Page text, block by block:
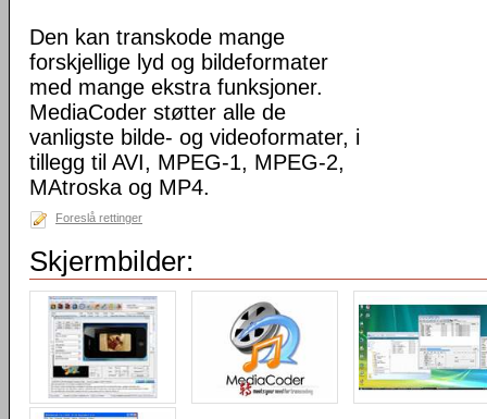
Den kan transkode mange
forskjellige lyd og bildeformater
med mange ekstra funksjoner.
MediaCoder støtter alle de
vanligste bilde- og videoformater, i
tillegg til AVI, MPEG-1, MPEG-2,
MAtroska og MP4.
Foreslå rettinger
Skjermbilder: